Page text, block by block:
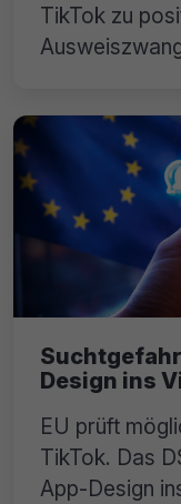
TikTok zu
Design ins
EU prüft
TikTok. Das
App-Design